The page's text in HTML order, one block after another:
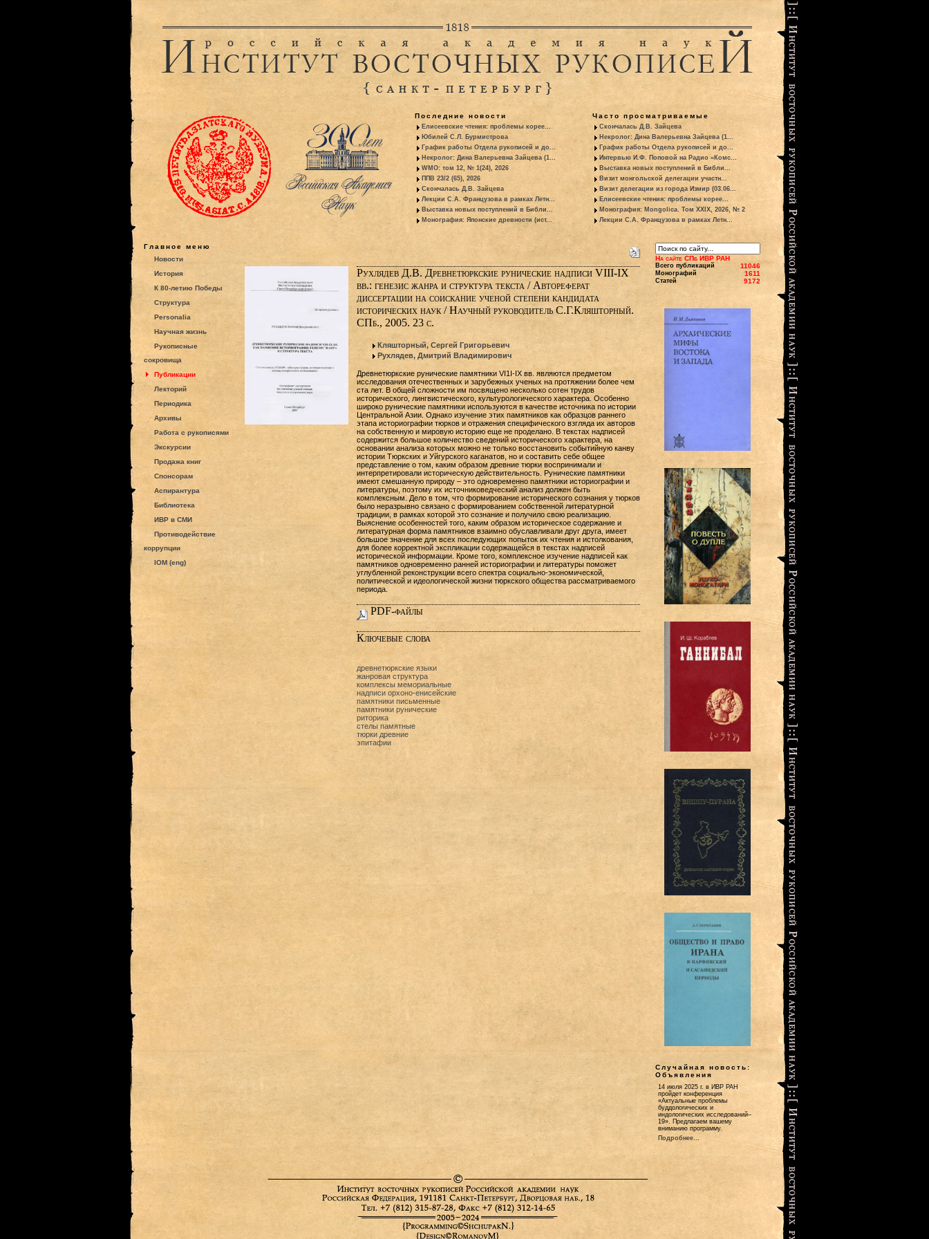
Последние новости
Елисеевские чтения: проблемы корее...
Юбилей С.Л. Бурмистрова
График работы Отдела рукописей и до...
Некролог: Дина Валерьевна Зайцева (1...
WMO: том 12, № 1(24), 2026
ППВ 23/2 (65), 2026
Скончалась Д.В. Зайцева
Лекции С.А. Французова в рамках Летн...
Выставка новых поступлений в Библи...
Монография: Японские древности (ист...
Часто просматриваемые
Скончалась Д.В. Зайцева
Некролог: Дина Валерьевна Зайцева (1...
График работы Отдела рукописей и до...
Интервью И.Ф. Поповой на Радио «Комс...
Выставка новых поступлений в Библи...
Визит монгольской делегации участн...
Визит делегации из города Измир (03.06...
Елисеевские чтения: проблемы корее...
Монография: Mongolica. Том XXIX, 2026, № 2
Лекции С.А. Французова в рамках Летн...
Главное меню
Новости
История
К 80-летию Победы
Структура
Personalia
Научная жизнь
Рукописные
сокровища
Публикации
Лекторий
Периодика
Архивы
Работа с рукописями
Экскурсии
Продажа книг
Спонсорам
Аспирантура
Библиотека
ИВР в СМИ
Противодействие
коррупции
IOM (eng)
Рухлядев Д.В. Древнетюркские рунические надписи VIII-IX
вв.: генезис жанра и структура текста / Автореферат
диссертации на соискание ученой степени кандидата
исторических наук / Научный руководитель С.Г.Кляшторный.
СПб., 2005. 23 с.
Кляшторный, Сергей Григорьевич
Рухлядев, Дмитрий Владимирович
Древнетюркские рунические памятники VI1I-IX вв. являются предметом
исследования отечественных и зарубежных ученых на протяжении более чем
ста лет. В общей сложности им посвящено несколько сотен трудов
исторического, лингвистического, культурологического характера. Особенно
широко рунические памятники используются в качестве источника по истории
Центральной Азии. Однако изучение этих памятников как образцов раннего
этапа историографии тюрков и отражения специфического взгляда их авторов
на собственную и мировую историю еще не проделано. В текстах надписей
содержится большое количество сведений исторического характера, на
основании анализа которых можно не только восстановить событийную канву
истории Тюркских и Уйгурского каганатов, но и составить себе общее
представление о том, каким образом древние тюрки воспринимали и
интерпретировали историческую действительность. Рунические памятники
имеют смешанную природу – это одновременно памятники историографии и
литературы, поэтому их источниковедческий анализ должен быть
комплексным. Дело в том, что формирование исторического сознания у тюрков
было неразрывно связано с формированием собственной литературной
традиции, в рамках которой это сознание и получило свою реализацию.
Выяснение особенностей того, каким образом историческое содержание и
литературная форма памятников взаимно обуславливали друг друга, имеет
большое значение для всех последующих попыток их чтения и истолкования,
для более корректной экспликации содержащейся в текстах надписей
исторической информации. Кроме того, комплексное изучение надписей как
памятников одновременно ранней историографии и литературы поможет
углубленной реконструкции всего спектра социально-экономической,
политической и идеологической жизни тюркского общества рассматриваемого
периода.
PDF-файлы
Ключевые слова
древнетюркские языки
жанровая структура
комплексы мемориальные
надписи орхоно-енисейские
памятники письменные
памятники рунические
риторика
стелы памятные
тюрки древние
эпитафии
На сайте СПб ИВР РАН
Всего публикаций 11046
Монографий 1611
Статей 9172
Случайная новость:
Объявления
14 июля 2025 г. в ИВР РАН
пройдет конференция
«Актуальные проблемы
буддологических и
индологических исследований–
19». Предлагаем вашему
вниманию программу.
Подробнее...